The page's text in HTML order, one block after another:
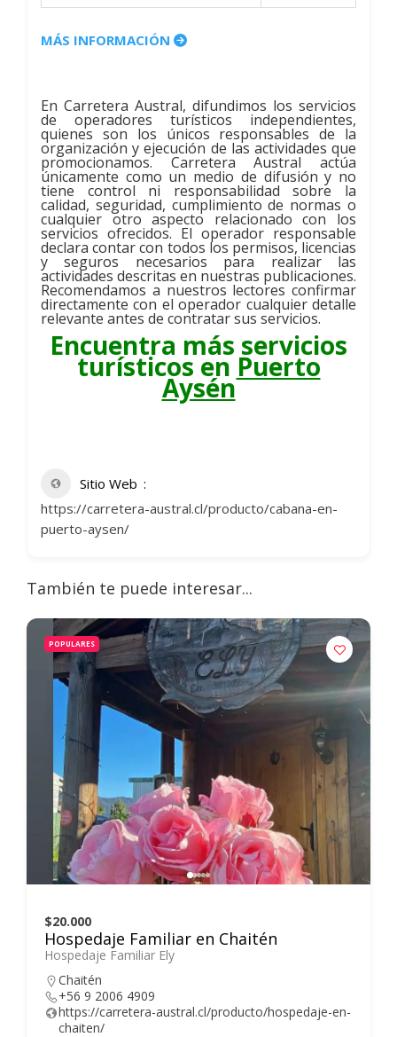
MÁS INFORMACIÓN
En Carretera Austral, difundimos los servicios
de operadores turísticos independientes,
quienes son los únicos responsables de la
organización y ejecución de las actividades que
promocionamos. Carretera Austral actúa
únicamente como un medio de difusión y no
tiene control ni responsabilidad sobre la
calidad, seguridad, cumplimiento de normas o
cualquier otro aspecto relacionado con los
servicios ofrecidos. El operador responsable
declara contar con todos los permisos, licencias
y seguros necesarios para realizar las
actividades descritas en nuestras publicaciones.
Recomendamos a nuestros lectores confirmar
directamente con el operador cualquier detalle
relevante antes de contratar sus servicios.
Encuentra más servicios
turísticos en Puerto
Aysén
Sitio Web
https://carretera-austral.cl/producto/cabana-en-
puerto-aysen/
También te puede interesar...
POPULARES
$20.000
Hospedaje Familiar en Chaitén
Hospedaje Familiar Ely
Chaitén
+56 9 2006 4909
https://carretera-austral.cl/producto/hospedaje-en-
chaiten/